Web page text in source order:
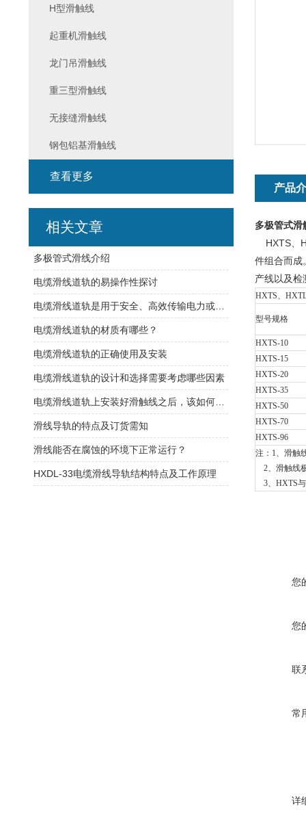
产品
多极管式滑
HXTS、
件组合而成
产线以及检
HXTS、
型号规格
HXTS-10
HXTS-15
HXTS-20
HXTS-35
HXTS-50
HXTS-70
HXTS-96
注：1、滑触
2、滑触线
3、HXTS与
您
您
联
常
详
H型滑触线
起重机滑触线
龙门吊滑触线
重三型滑触线
无接缝滑触线
钢包铝基滑触线
查看更多
相关文章
​多极管式滑线介绍
电缆滑线道轨的易操作性探讨
电缆滑线道轨的材质有哪些？
电缆滑线道轨的正确使用及安装
电缆滑线道轨的设计和选择需要考虑哪些因素
滑线导轨的特点及订货需知
滑线能否在腐蚀的环境下正常运行？
HXDL-33电缆滑线导轨结构特点及工作原理